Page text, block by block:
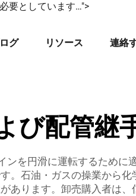
要としています…">
グ リソース 連絡
び配管継
を円滑に運転するために
石油・ガスの操業から
あります。卸売購入者は